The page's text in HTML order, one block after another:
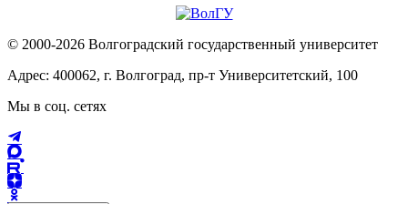
© 2000-2026 Волгоградский государственный университет
Адрес: 400062, г. Волгоград, пр-т Университетский, 100
Мы в соц. сетях